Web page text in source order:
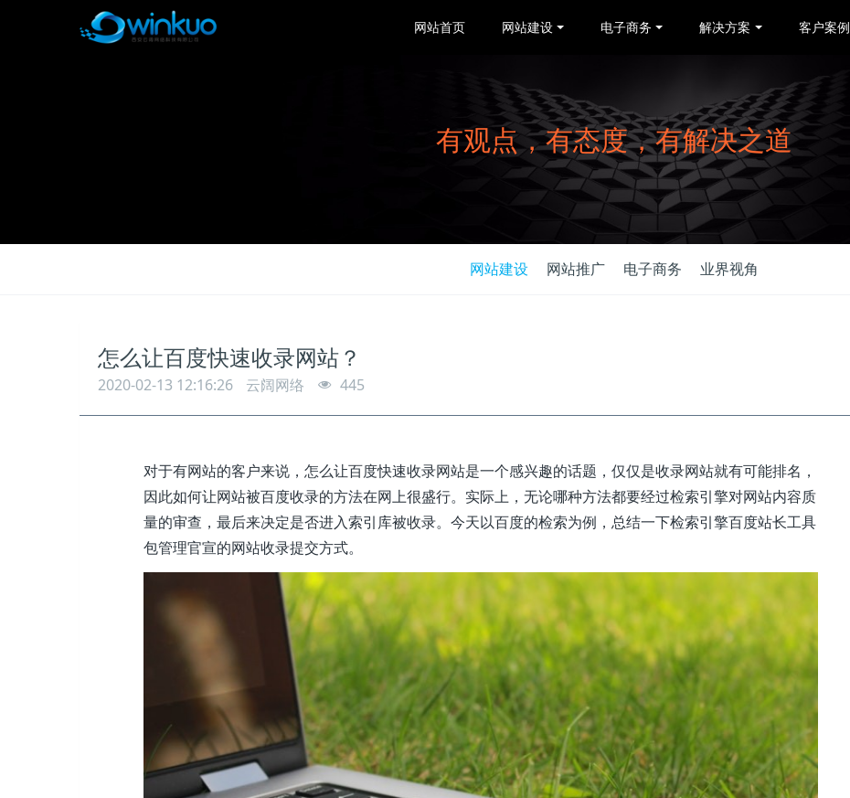
网站首页 网站建设 电子商务 解决方案 客户案例
有观点，有态度，有解决之道
网站建设 网站推广 电子商务 业界视角
怎么让百度快速收录网站？
2020-02-13 12:16:26 云阔网络 445
对于有网站的客户来说，怎么让百度快速收录网站是一个感兴趣的话题，仅仅是收录网站就有可能排名，
因此如何让网站被百度收录的方法在网上很盛行。实际上，无论哪种方法都要经过检索引擎对网站内容质
量的审查，最后来决定是否进入索引库被收录。今天以百度的检索为例，总结一下检索引擎百度站长工具
包管理官宣的网站收录提交方式。